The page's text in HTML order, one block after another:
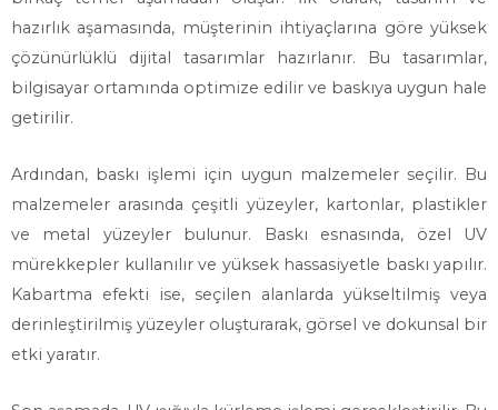
hazırlık aşamasında, müşterinin ihtiyaçlarına göre yüksek
çözünürlüklü dijital tasarımlar hazırlanır. Bu tasarımlar,
bilgisayar ortamında optimize edilir ve baskıya uygun hale
getirilir.
Ardından, baskı işlemi için uygun malzemeler seçilir. Bu
malzemeler arasında çeşitli yüzeyler, kartonlar, plastikler
ve metal yüzeyler bulunur. Baskı esnasında, özel UV
mürekkepler kullanılır ve yüksek hassasiyetle baskı yapılır.
Kabartma efekti ise, seçilen alanlarda yükseltilmiş veya
derinleştirilmiş yüzeyler oluşturarak, görsel ve dokunsal bir
etki yaratır.